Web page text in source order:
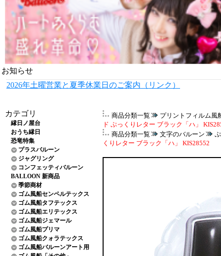
お知らせ
2026年土曜営業と夏季休業日のご案内（リンク）
カテゴリ
縁日ノ屋台
おうち縁日
恐竜特集
プラスバルーン
ジャグリング
コンフェッティバルーン
BALLOON 新商品
季節商材
ゴム風船センペルテックス
ゴム風船タフテックス
ゴム風船エリテックス
ゴム風船ジェマール
ゴム風船プリマ
ゴム風船クォラテックス
ゴム風船バルーンアート用
商品分類一覧
プリントフィルム風
ド ぷっくりレター ブラック「ハ」
商品分類一覧
文字のバルーン
くりレター ブラック「ハ」 KIS28552